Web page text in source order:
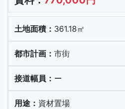
361.18㎡
市街
ー
資材置場